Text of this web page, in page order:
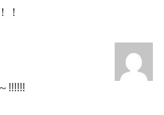
！
!!!!!!